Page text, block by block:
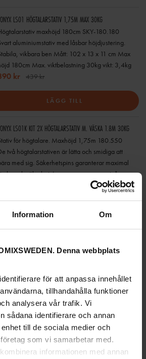
Information Om
Denna webbplats
för att anpassa innehållet
tillhandahålla funktioner
analysera vår trafik. Vi
sådana identifierare och annan
till de sociala medier och
som vi samarbetar med.
informationen med annan
LS01 HÖGTALARSTATIV 1,75M MAX 30KG
maxhöjd 180cm SKY-180.180
aluminiumstativ med låsbar höjdjustering.
vikbara ben Mått: 102 x 13 x 11 cm Max
180cm Max. viktbelastning 30kg vikt: 3,4kg
kr 439 kr
LÄGG TILL
LS01K KIT 2X HÖGTALARSTATIV M. VÄSKA 1.8M 30KG
för högtalare. Maxhöjd 1,75m 180.550
två högtalarstativen är lätta och smidiga att
med sig. Säkerhetspins garanterar maximal
och säkerhet. Levereras per par av två
stativ i en bärväska Maximal lastkapacitet 30 kg
Säkerhetsstift för maximal säkerhet Justerbar höjd
<br> Soft Bag Bärväska ingår<br> Färg: Svart,
Aluminium, <br>Vikt: 6.4kg, Tube:
105 x 11 x 11cm
LÄGG TILL
SC12B - 12" HÖGTALARSKYDD - LÄMPLIG FÖR AP /
HÖGTALARSERIER
HÖGTALARSKYDD BASIC 12" MED
ÖPPNING FÖR HANDTAG